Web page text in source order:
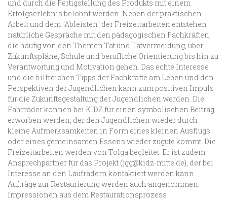
und durch die Fertigstellung des Produkts mit einem
Erfolgserlebnis belohnt werden. Neben der praktischen
Arbeit und dem "Ableisten" der Freizeitarbeiten entstehen
natürliche Gespräche mit den pädagogischen Fachkräften,
die häufig von den Themen Tat und Tatvermeidung, über
Zukunftspläne, Schule und berufliche Orientierung bis hin zu
Verantwortung und Motivation gehen. Das echte Interesse
und die hilfreichen Tipps der Fachkräfte am Leben und den
Perspektiven der Jugendlichen kann zum positiven Impuls
für die Zukunftsgestaltung der Jugendlichen werden. Die
Fahrräder können bei KIDZ für einen symbolischen Beitrag
erworben werden, der den Jugendlichen wieder durch
kleine Aufmerksamkeiten in Form eines kleinen Ausflugs
oder eines gemeinsamen Essens wieder zugute kommt. Die
Freizeitarbeiten werden von Tolga begleitet. Er ist zudem
Ansprechpartner für das Projekt (jgg@kidz-mitte.de), der bei
Interesse an den Laufrädern kontaktiert werden kann.
Aufträge zur Restaurierung werden auch angenommen.
Impressionen aus dem Restaurationsprozess